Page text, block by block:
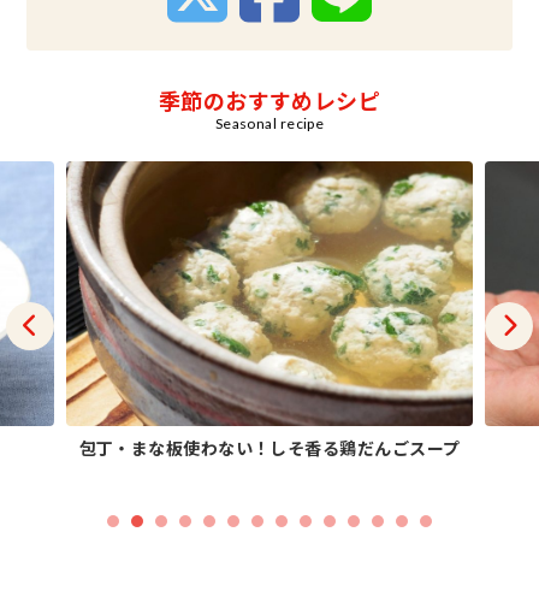
季節のおすすめレシピ
Seasonal recipe
包丁・まな板使わない！しそ香る鶏だんごスープ